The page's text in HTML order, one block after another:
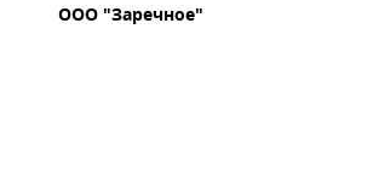
ООО "Заречное"